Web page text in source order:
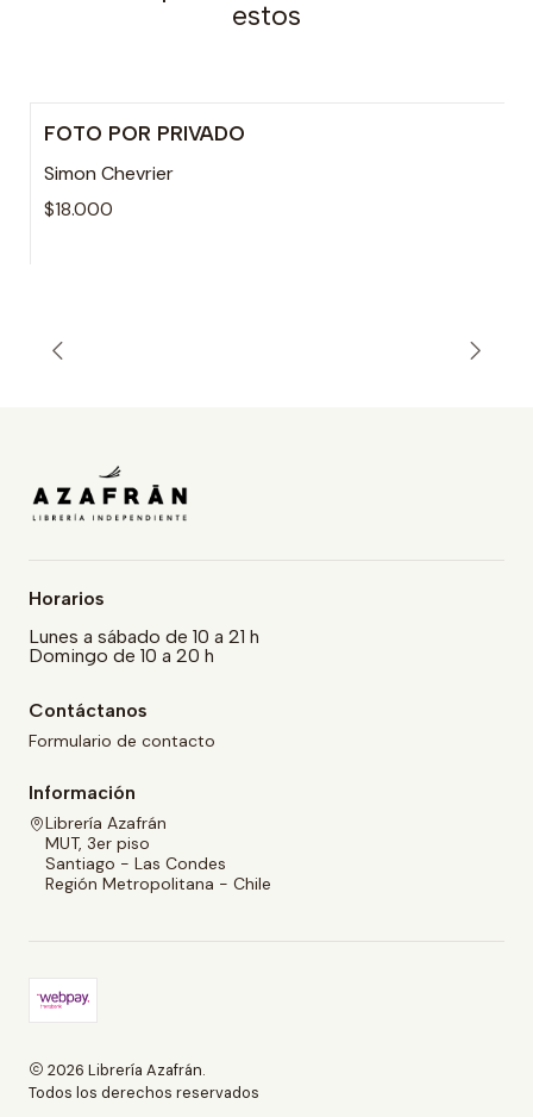
estos
FOTO POR PRIVADO
Simon Chevrier
$18.000
Horarios
Lunes a sábado de 10 a 21 h
Domingo de 10 a 20 h
Contáctanos
Formulario de contacto
Información
Librería Azafrán
MUT, 3er piso
Santiago - Las Condes
Región Metropolitana - Chile
2026 Librería Azafrán.
Todos los derechos reservados